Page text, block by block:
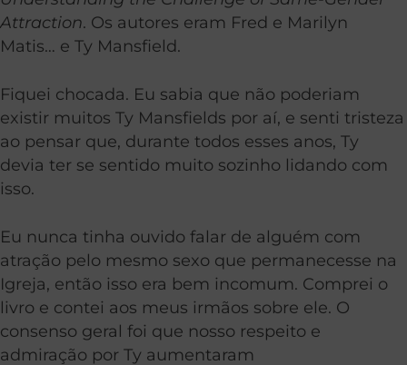
Attraction. Os autores eram Fred e Marilyn
Matis… e Ty Mansfield.
Fiquei chocada. Eu sabia que não poderiam
existir muitos Ty Mansfields por aí, e senti tristeza
ao pensar que, durante todos esses anos, Ty
devia ter se sentido muito sozinho lidando com
isso.
Eu nunca tinha ouvido falar de alguém com
atração pelo mesmo sexo que permanecesse na
Igreja, então isso era bem incomum. Comprei o
livro e contei aos meus irmãos sobre ele. O
consenso geral foi que nosso respeito e
admiração por Ty aumentaram